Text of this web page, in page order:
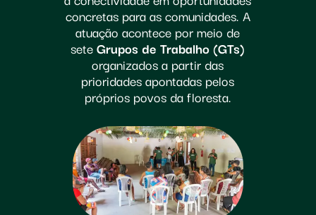
concretas para as comunidades. A
atuação acontece por meio de
seteGrupos de Trabalho (GTs)
organizados a partir das
prioridades apontadas pelos
próprios povos da floresta.